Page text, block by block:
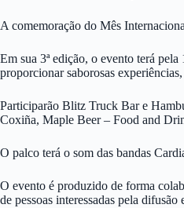
A comemoração do Mês
Em sua 3ª edição, o evento terá
proporcionar saborosas
Participarão Blitz Truck Bar e
Coxiña, Maple Beer – Food and
O palco terá o som das bandas
O evento é produzido de forma
de pessoas interessadas pela